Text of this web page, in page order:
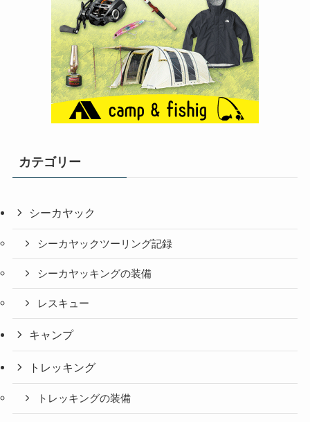
カテゴリー
シーカヤック
シーカヤックツーリング記録
シーカヤッキングの装備
レスキュー
キャンプ
トレッキング
トレッキングの装備